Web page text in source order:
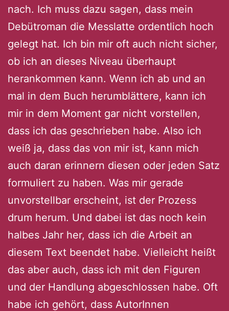
nach. Ich muss dazu sagen, dass mein
Debütroman die Messlatte ordentlich hoch
gelegt hat. Ich bin mir oft auch nicht sicher,
ob ich an dieses Niveau überhaupt
herankommen kann. Wenn ich ab und an
mal in dem Buch herumblättere, kann ich
mir in dem Moment gar nicht vorstellen,
dass ich das geschrieben habe. Also ich
weiß ja, dass das von mir ist, kann mich
auch daran erinnern diesen oder jeden Satz
formuliert zu haben. Was mir gerade
unvorstellbar erscheint, ist der Prozess
drum herum. Und dabei ist das noch kein
halbes Jahr her, dass ich die Arbeit an
diesem Text beendet habe. Vielleicht heißt
das aber auch, dass ich mit den Figuren
und der Handlung abgeschlossen habe. Oft
habe ich gehört, dass AutorInnen